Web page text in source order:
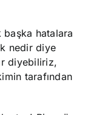
başka hatalara
nedir diye
diyebiliriz,
tarafından